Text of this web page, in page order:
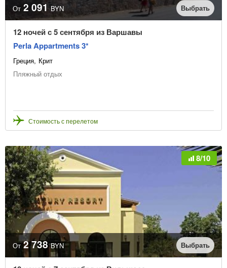
От 2 091 BYN Выбрать
12 ночей с 5 сентября из Варшавы
Perla Appartments 3*
Греция Крит
Пляжный отдых
Стоимость с перелетом
8/10
От 2 738 BYN Выбрать